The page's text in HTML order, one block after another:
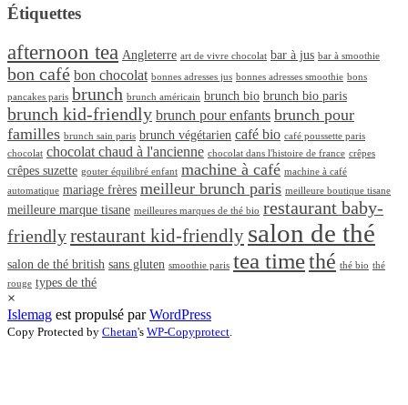
Étiquettes
afternoon tea Angleterre art de vivre chocolat bar à jus bar à smoothie
bon café bon chocolat bonnes adresses jus bonnes adresses smoothie bons
pancakes paris brunch brunch américain brunch bio brunch bio paris
brunch kid-friendly brunch pour enfants brunch pour
familles brunch sain paris brunch végétarien café bio café poussette paris
chocolat chocolat chaud à l'ancienne chocolat dans l'histoire de france crêpes
crêpes suzette gouter équilibré enfant machine à café machine à café
automatique mariage frères meilleur brunch paris meilleure boutique tisane
meilleure marque tisane meilleures marques de thé bio restaurant baby-
friendlyrestaurant kid-friendly salon de thé
salon de thé british sans gluten smoothie paris tea timethé thé bio thé
rouge types de thé
×
Islemag est propulsé parWordPress
Copy Protected by Chetan's WP-Copyprotect